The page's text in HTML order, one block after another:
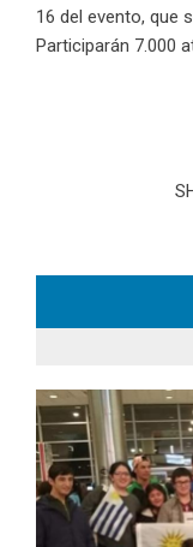
16 del evento, que
Participarán 7.000